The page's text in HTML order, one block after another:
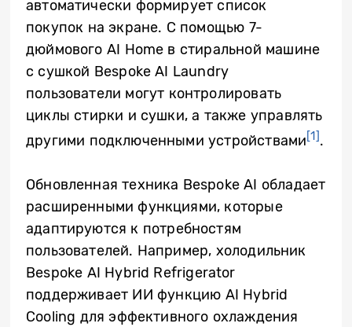
автоматически формирует список
покупок на экране. С помощью 7-
дюймового AI Home в стиральной машине
с сушкой Bespoke AI Laundry
пользователи могут контролировать
циклы стирки и сушки, а также управлять
другими подключенными устройствами[1].
Обновленная техника Bespoke AI обладает
расширенными функциями, которые
адаптируются к потребностям
пользователей. Например, холодильник
Bespoke AI Hybrid Refrigerator
поддерживает ИИ функцию AI Hybrid
Cooling для эффективного охлаждения